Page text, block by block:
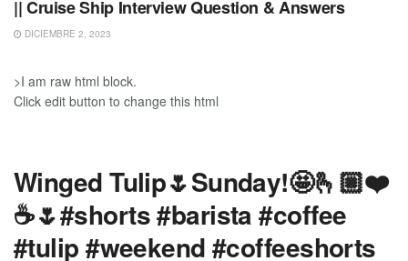
|| Cruise Ship Interview Question & Answers
DICIEMBRE 2, 2023
>I am raw html block.
Click edit button to change this html
Winged Tulip🌷Sunday!🤩🫰🏼❤️
☕️🌷#shorts #barista #coffee
#tulip #weekend #coffeeshorts